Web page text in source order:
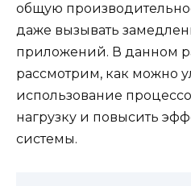
общую
даже вызывать
приложений. В данном
рассмотрим, как можно
использование
нагрузку и повысить
системы.